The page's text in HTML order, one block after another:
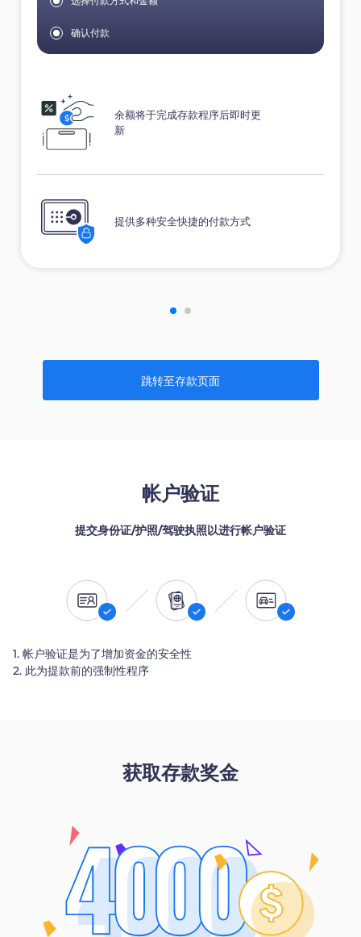
确认付款
余额将于完成存款程序后即时更
新
提供多种安全快捷的付款方式
跳转至存款页面
帐户验证
提交身份证/护照/驾驶执照以进行帐户验证
1. 帐户验证是为了增加资金的安全性
2. 此为提款前的强制性程序
获取存款奖金